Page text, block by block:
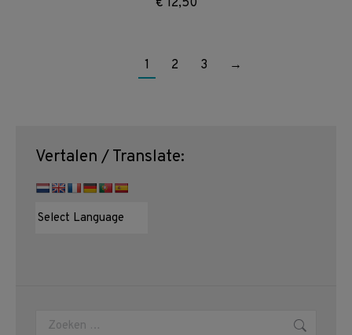
€ 12,50
1 2 3 →
Vertalen / Translate:
Zoeken: